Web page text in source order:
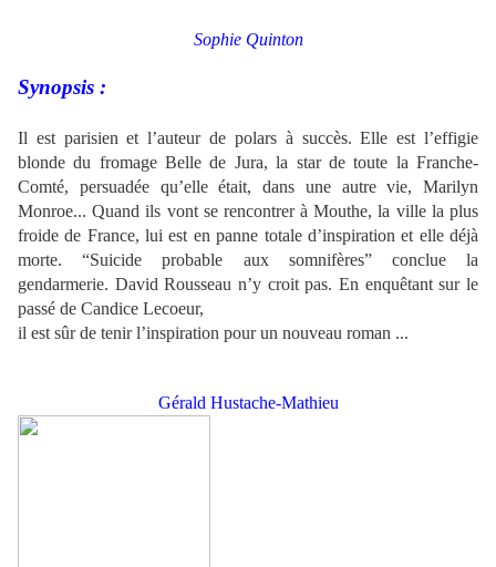
Sophie Quinton
Synopsis :
Il est parisien et l’auteur de polars à succès. Elle est l’effigie
blonde du fromage Belle de Jura, la star de toute la Franche-
Comté, persuadée qu’elle était, dans une autre vie, Marilyn
Monroe... Quand ils vont se rencontrer à Mouthe, la ville la plus
froide de France, lui est en panne totale d’inspiration et elle déjà
morte. “Suicide probable aux somnifères” conclue la
gendarmerie. David Rousseau n’y croit pas. En enquêtant sur le
passé de Candice Lecoeur,
il est sûr de tenir l’inspiration pour un nouveau roman ...
Gérald Hustache-Mathieu